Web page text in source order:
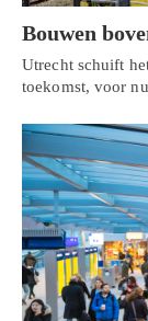
Bouwen
Utrecht schuift
toekomst, voor